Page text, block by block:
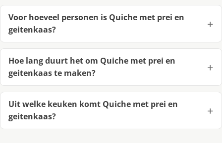
Voor hoeveel personen is Quiche met prei en
geitenkaas?
Hoe lang duurt het om Quiche met prei en
geitenkaas te maken?
Uit welke keuken komt Quiche met prei en
geitenkaas?